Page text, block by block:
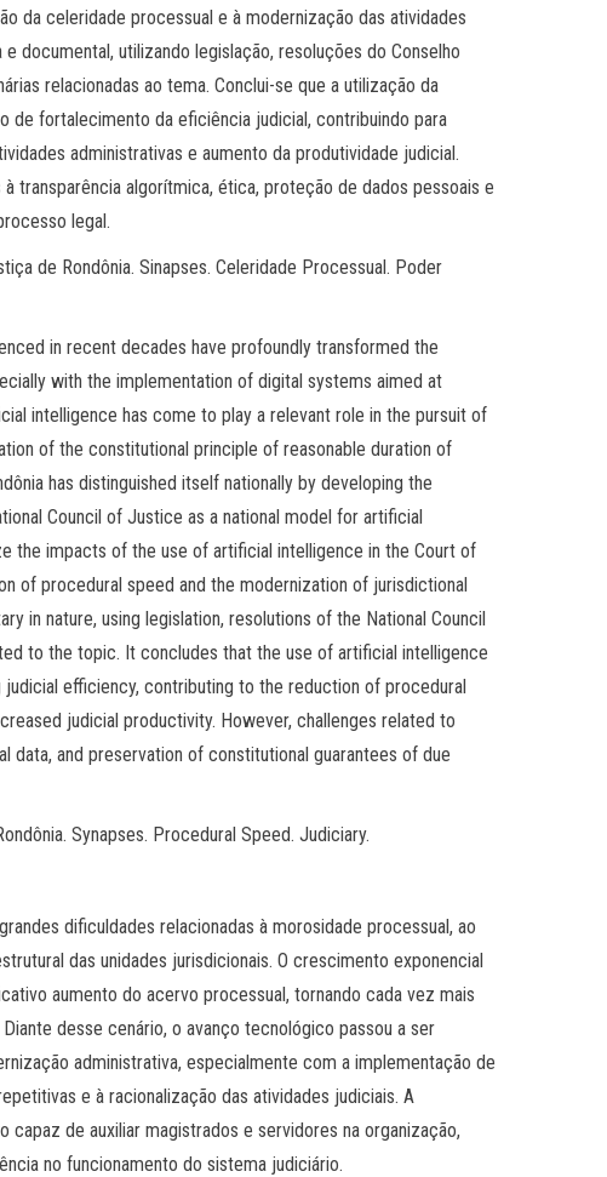
da celeridade processual e à modernização das atividades
documental, utilizando legislação, resoluções do Conselho
relacionadas ao tema. Conclui-se que a utilização da
de fortalecimento da eficiência judicial, contribuindo para
administrativas e aumento da produtividade judicial.
transparência algorítmica, ética, proteção de dados pessoais e
legal.
de Rondônia. Sinapses. Celeridade Processual. Poder
in recent decades have profoundly transformed the
with the implementation of digital systems aimed at
intelligence has come to play a relevant role in the pursuit of
of the constitutional principle of reasonable duration of
has distinguished itself nationally by developing the
Council of Justice as a national model for artificial
the impacts of the use of artificial intelligence in the Court of
of procedural speed and the modernization of jurisdictional
in nature, using legislation, resolutions of the National Council
to the topic. It concludes that the use of artificial intelligence
efficiency, contributing to the reduction of procedural
judicial productivity. However, challenges related to
and preservation of constitutional guarantees of due
Synapses. Procedural Speed. Judiciary.
dificuldades relacionadas à morosidade processual, ao
das unidades jurisdicionais. O crescimento exponencial
aumento do acervo processual, tornando cada vez mais
desse cenário, o avanço tecnológico passou a ser
administrativa, especialmente com a implementação de
e à racionalização das atividades judiciais. A
de auxiliar magistrados e servidores na organização,
no funcionamento do sistema judiciário.